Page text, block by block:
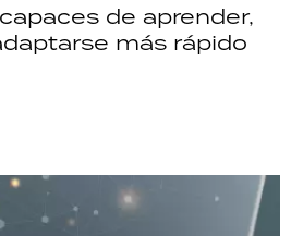
de aprender,
más rápido